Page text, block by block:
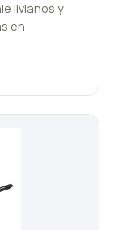
livianos y
en